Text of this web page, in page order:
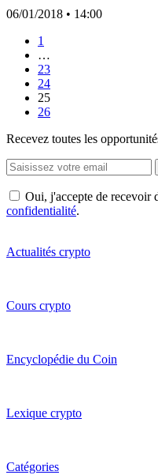
06/01/2018 • 14:00
1
…
23
24
25
26
Recevez toutes les
Oui, j'accepte de recevoir
confidentialité.
Actualités crypto
Cours crypto
Encyclopédie du Coin
Lexique crypto
Catégories